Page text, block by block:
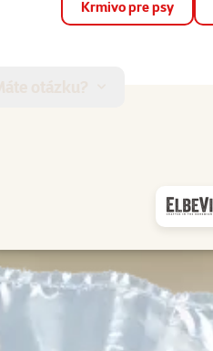
Krmivo pre psy
Pet´s Dream podstielka